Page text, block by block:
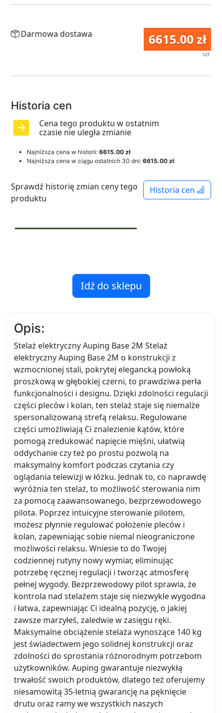
6615.00 zł
szt
Darmowa dostawa
Historia cen
Cena tego produktu w ostatnim
czasie nie uległa zmianie
Najniższa cena w historii: 6615.00 zł
Najniższa cena w ciągu ostatnich 30 dni: 6615.00 zł
Historia cen
Sprawdź historię zmian ceny tego
produktu
Idź do sklepu
Opis:
Stelaż elektryczny Auping Base 2M Stelaż
elektryczny Auping Base 2M o konstrukcji z
wzmocnionej stali, pokrytej elegancką powłoką
proszkową w głębokiej czerni, to prawdziwa perła
funkcjonalności i designu. Dzięki zdolności regulacji
części pleców i kolan, ten stelaż staje się niemalże
spersonalizowaną strefą relaksu. Regulowane
części umożliwiają Ci znalezienie kątów, które
pomogą zredukować napięcie mięśni, ułatwią
oddychanie czy też po prostu pozwolą na
maksymalny komfort podczas czytania czy
oglądania telewizji w łóżku. Jednak to, co naprawdę
wyróżnia ten stelaż, to możliwość sterowania nim
za pomocą zaawansowanego, bezprzewodowego
pilota. Poprzez intuicyjne sterowanie pilotem,
możesz płynnie regulować położenie pleców i
kolan, zapewniając sobie niemal nieograniczone
możliwości relaksu. Wniesie to do Twojej
codziennej rutyny nowy wymiar, eliminując
potrzebę ręcznej regulacji i tworząc atmosferę
pełnej wygody. Bezprzewodowy pilot sprawia, że
kontrola nad stelażem staje się niezwykle wygodna
i łatwa, zapewniając Ci idealną pozycję, o jakiej
zawsze marzyłeś, zaledwie w zasięgu ręki.
Maksymalne obciążenie stelaża wynoszące 140 kg
jest świadectwem jego solidnej konstrukcji oraz
zdolności do sprostania różnorodnym potrzebom
użytkowników. Auping gwarantuje niezwykłą
trwałość swoich produktów, dlatego też oferujemy
niesamowitą 35-letnią gwarancję na pęknięcie
drutu oraz ramy we wszystkich naszych